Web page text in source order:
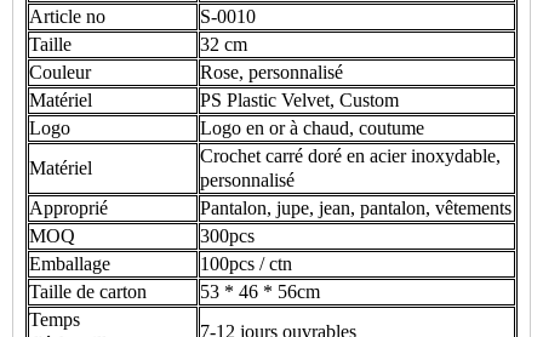
Article no
S-0010
Taille
32 cm
Couleur
Rose, personnalisé
Matériel
PS Plastic Velvet, Custom
Logo
Logo en or à chaud, coutume
Matériel
Crochet carré doré en acier inoxydable,
personnalisé
Approprié
Pantalon, jupe, jean, pantalon, vêtements
MOQ
300pcs
Emballage
100pcs / ctn
Taille de carton
53 * 46 * 56cm
Temps
7-12 jours ouvrables